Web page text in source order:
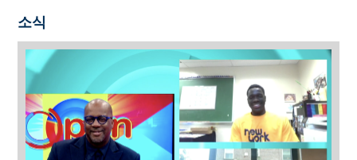
소식